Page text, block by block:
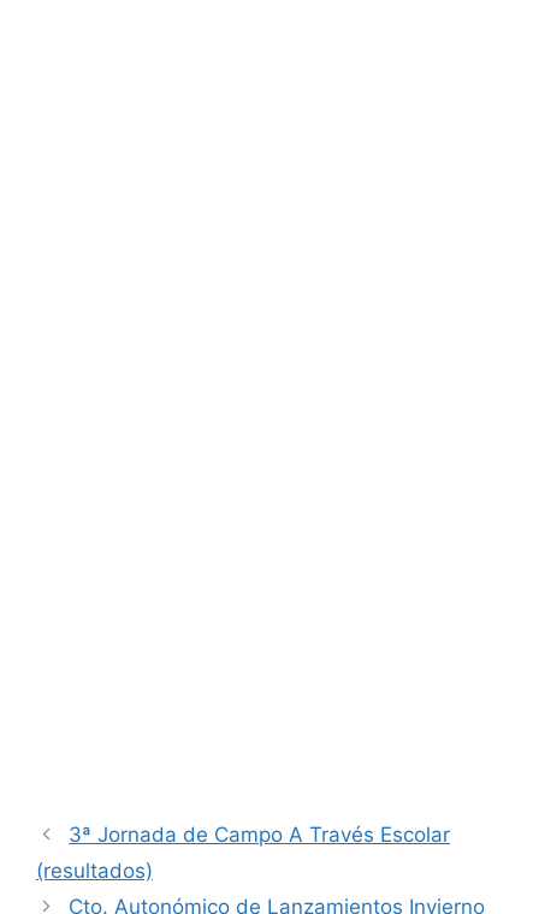
3ª Jornada de Campo A Través Escolar
(resultados)
Cto. Autonómico de Lanzamientos Invierno